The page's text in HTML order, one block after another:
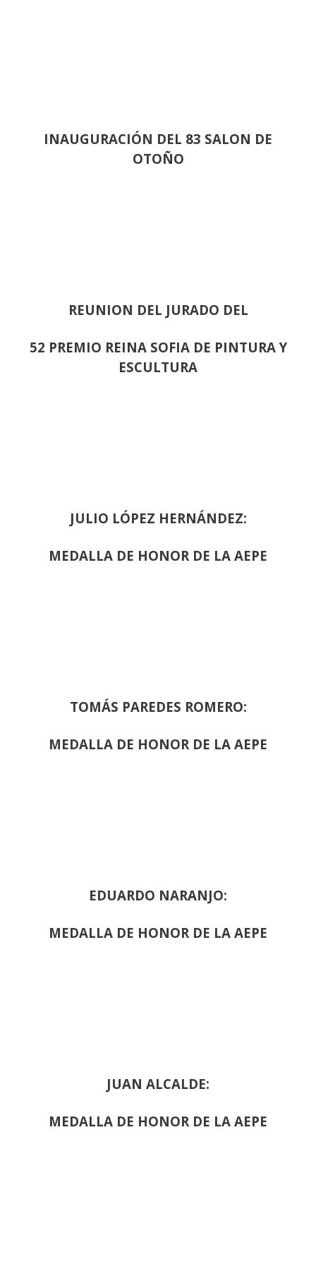
INAUGURACIÓN DEL 83 SALON DE
OTOÑO
REUNION DEL JURADO DEL
52 PREMIO REINA SOFIA DE PINTURA Y
ESCULTURA
JULIO LÓPEZ HERNÁNDEZ:
MEDALLA DE HONOR DE LA AEPE
TOMÁS PAREDES ROMERO:
MEDALLA DE HONOR DE LA AEPE
EDUARDO NARANJO:
MEDALLA DE HONOR DE LA AEPE
JUAN ALCALDE:
MEDALLA DE HONOR DE LA AEPE